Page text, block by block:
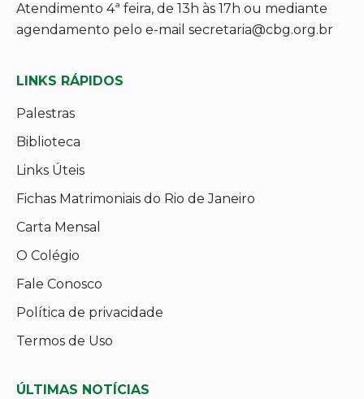
Atendimento 4ª feira, de 13h às 17h ou mediante
agendamento pelo e-mail secretaria@cbg.org.br
LINKS RÁPIDOS
Palestras
Biblioteca
Links Úteis
Fichas Matrimoniais do Rio de Janeiro
Carta Mensal
O Colégio
Fale Conosco
Política de privacidade
Termos de Uso
ÚLTIMAS NOTÍCIAS